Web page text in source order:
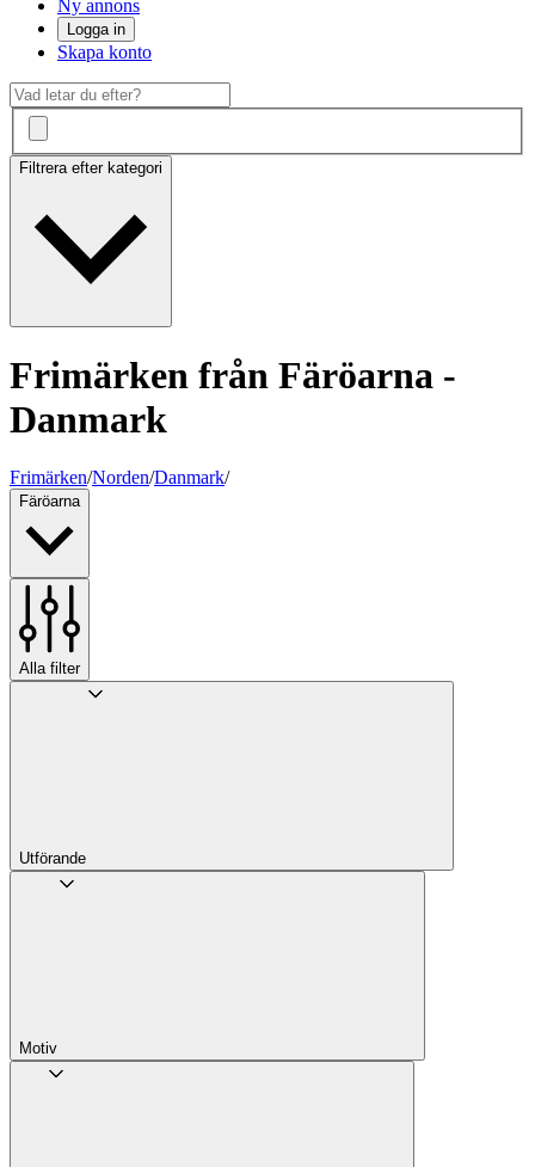
Ny annons
Logga in
Skapa konto
Filtrera efter kategori
Frimärken från Färöarna -
Danmark
Frimärken/Norden/Danmark/
Färöarna
Alla filter
Utförande
Motiv